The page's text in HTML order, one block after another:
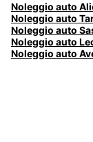
Noleggio auto
Noleggio auto
Noleggio auto
Noleggio auto
Noleggio auto